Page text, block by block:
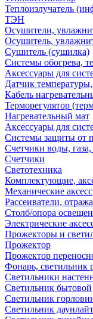
Теплоизлучатель
ТЭН
Осушители,
Осушитель,
Сушитель (сушилка)
Системы обогрева,
Аксессуары для
Датчик
Кабель
Терморегулятор
Нагревательный мат
Аксессуары для
Системы защиты от
Счетчики воды, газа,
Счетчики
Светотехника
Комплектующие,
Механические
Рассеиватели,
Столб/опора
Электрические
Прожекторы и
Прожектор
Прожектор
Фонарь, светильник
Светильники
Светильник бытовой
Светильник
Светильник даунлайт